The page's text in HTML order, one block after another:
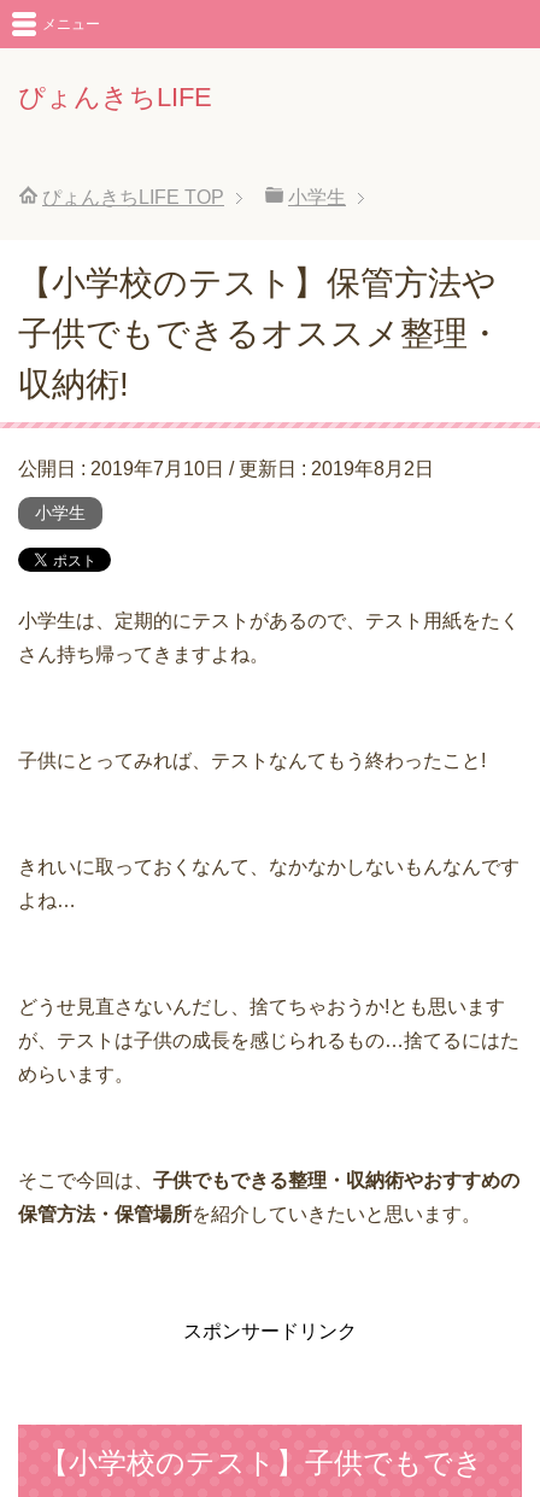
ぴょんきちLIFE
メニュー
ぴょんきちLIFE TOP 小学生
【小学校のテスト】保管方法や
子供でもできるオススメ整理・
収納術!
公開日 : 2019年7月10日 / 更新日 : 2019年8月2日
小学生
小学生は、定期的にテストがあるので、テスト用紙をたく
さん持ち帰ってきますよね。
子供にとってみれば、テストなんてもう終わったこと!
きれいに取っておくなんて、なかなかしないもんなんです
よね…
どうせ見直さないんだし、捨てちゃおうか!とも思います
が、テストは子供の成長を感じられるもの…捨てるにはた
めらいます。
そこで今回は、 子供でもできる整理・収納術やおすすめの
保管方法・保管場所を紹介していきたいと思います。
スポンサードリンク
【小学校のテスト】子供でもでき